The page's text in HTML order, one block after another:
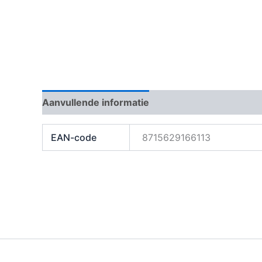
Aanvullende informatie
EAN-code 8715629166113